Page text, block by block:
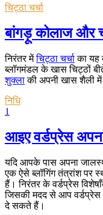
चिट्ठा चर्चा
बांगड़ू कोलाज और
निरंतर मेंचिट्ठा चर्चाका यह
ब्लॉगमंडल के खास चिट्ठों
शुक्लाकी अपनी खास शैली
निधि
1
आइए वर्डप्रेस
यदि आपके पास अपना
एक ऐसे ब्लॉगिंग तंत्रांश पर
हैं। निरंतर के वर्डप्रेस
जिसकी मदद से आप वर्डप्रेस
दे सकते हैं।